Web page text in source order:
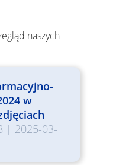
naszych
w
| 2025-03-